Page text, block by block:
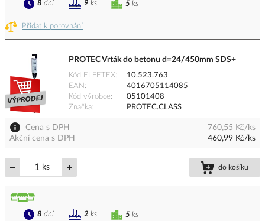
Přidat k porovnání
5 ks
8 dní 9 ks
PROTEC Vrták do betonu d=24/450mm SDS+
Kód ELFETEX
10.523.763
EAN
4016705114085
Kód výrobce
05101408
Značka
PROTEC.CLASS
Cena s DPH
760,55 Kč/ks
Akční cena s DPH
460,99 Kč/ks
ks do košíku
5 ks
8 dní 2 ks